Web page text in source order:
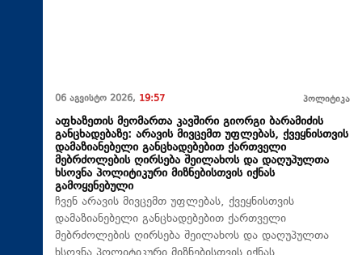
06 აგვისტო 2026, 19:57 პოლიტიკა
აფხაზეთის მეომართა კავშირი გიორგი ბარამიძის
განცხადებაზე: არავის მივცემთ უფლებას, ქვეყნისთვის
დამაზიანებელი განცხადებებით ქართველი
მებრძოლების ღირსება შეილახოს და დაღუპულთა
ხსოვნა პოლიტიკური მიზნებისთვის იქნას
გამოყენებული
ჩვენ არავის მივცემთ უფლებას, ქვეყნისთვის
დამაზიანებელი განცხადებებით ქართველი
მებრძოლების ღირსება შეილახოს და დაღუპულთა